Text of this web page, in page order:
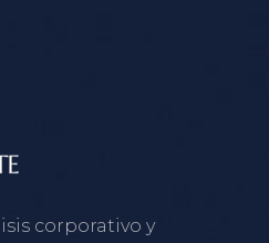
corporativo y